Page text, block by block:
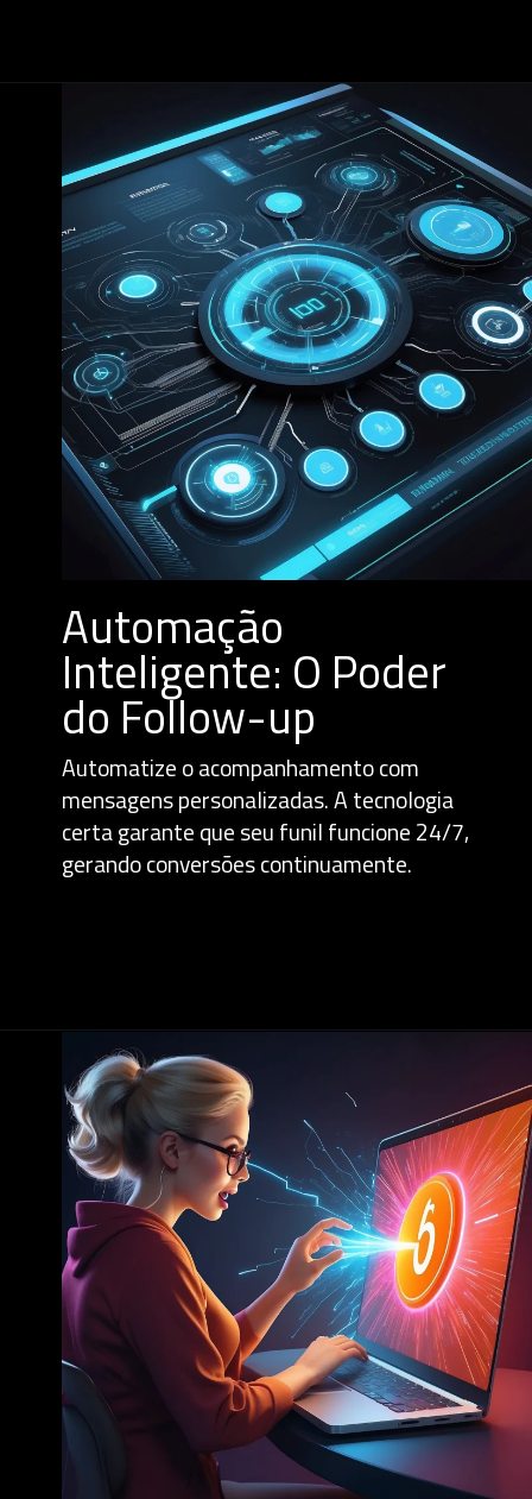
Automação
Inteligente: O Poder
do Follow-up
Automatize o acompanhamento com
mensagens personalizadas. A tecnologia
certa garante que seu funil funcione 24/7,
gerando conversões continuamente.